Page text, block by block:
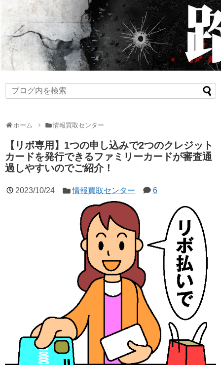
ホーム 情報買取センター
【リボ専用】1つの申し込みで2つのクレジット
カードを発行できるファミリーカードが審査通
過しやすいのでご紹介！
2023/10/24 情報買取センター 6